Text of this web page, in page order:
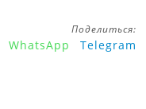
Поделиться:
WhatsApp Telegram